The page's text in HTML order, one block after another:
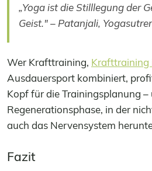
„Yoga ist die Stilllegung der
Geist." – Patanjali,
Wer Krafttraining, Krafttraining
Ausdauersport kombiniert,
Kopf für die Trainingsplanung –
Regenerationsphase, in der
auch das Nervensystem
Fazit